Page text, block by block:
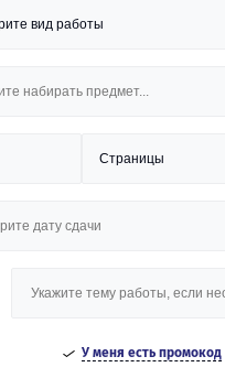
У меня есть промокод